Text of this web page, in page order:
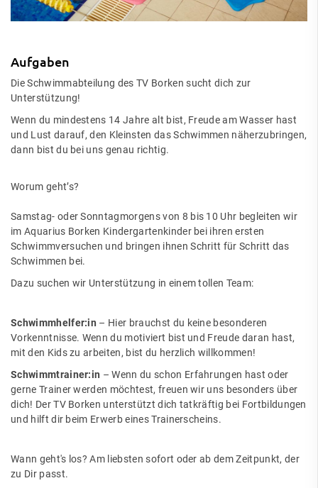
Aufgaben
Die Schwimmabteilung des TV Borken sucht dich zur
Unterstützung!
Wenn du mindestens 14 Jahre alt bist, Freude am Wasser hast
und Lust darauf, den Kleinsten das Schwimmen näherzubringen,
dann bist du bei uns genau richtig.
Worum geht’s?
Samstag- oder Sonntagmorgens von 8 bis 10 Uhr begleiten wir
im Aquarius Borken Kindergartenkinder bei ihren ersten
Schwimmversuchen und bringen ihnen Schritt für Schritt das
Schwimmen bei.
Dazu suchen wir Unterstützung in einem tollen Team:
Schwimmhelfer:in – Hier brauchst du keine besonderen
Vorkenntnisse. Wenn du motiviert bist und Freude daran hast,
mit den Kids zu arbeiten, bist du herzlich willkommen!
Schwimmtrainer:in – Wenn du schon Erfahrungen hast oder
gerne Trainer werden möchtest, freuen wir uns besonders über
dich! Der TV Borken unterstützt dich tatkräftig bei Fortbildungen
und hilft dir beim Erwerb eines Trainerscheins.
Wann geht's los? Am liebsten sofort oder ab dem Zeitpunkt, der
zu Dir passt.